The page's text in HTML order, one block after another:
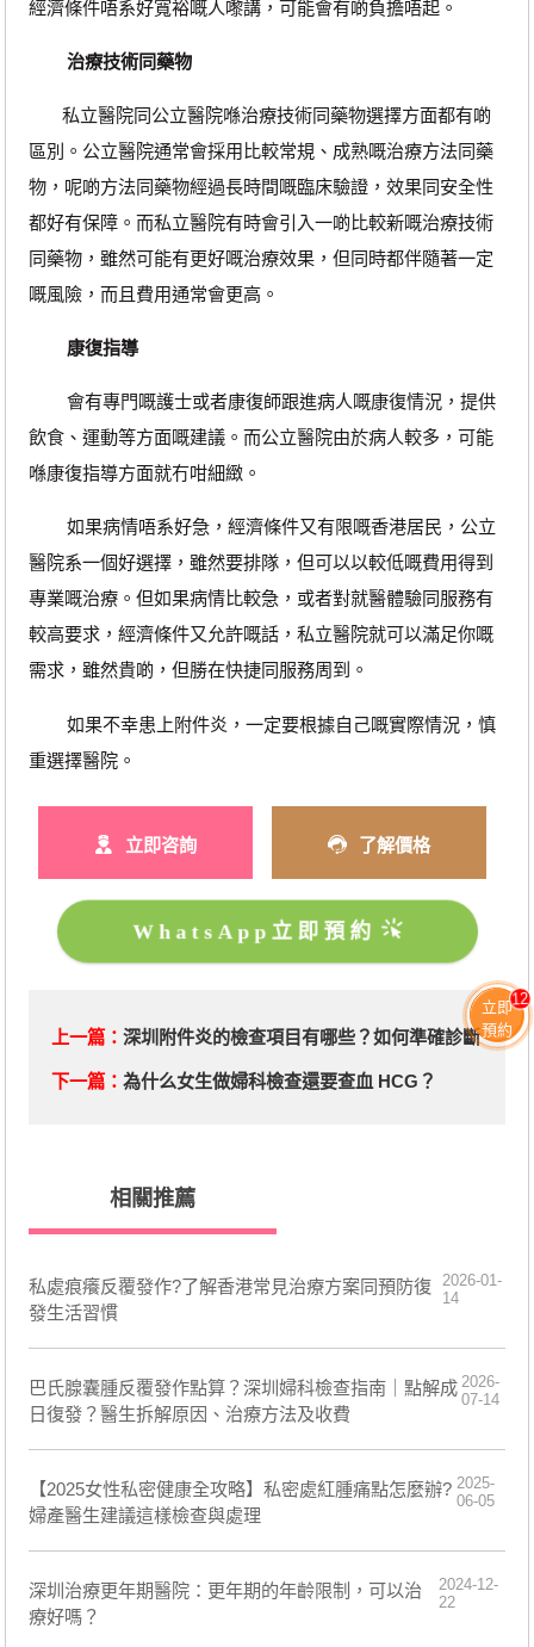
經濟條件唔系好寬裕嘅人嚟講，可能會有啲負擔唔起。
治療技術同藥物
私立醫院同公立醫院喺治療技術同藥物選擇方面都有啲
區別。公立醫院通常會採用比較常規、成熟嘅治療方法同藥
物，呢啲方法同藥物經過長時間嘅臨床驗證，效果同安全性
都好有保障。而私立醫院有時會引入一啲比較新嘅治療技術
同藥物，雖然可能有更好嘅治療效果，但同時都伴隨著一定
嘅風險，而且費用通常會更高。
康復指導
會有專門嘅護士或者康復師跟進病人嘅康復情況，提供
飲食、運動等方面嘅建議。而公立醫院由於病人較多，可能
喺康復指導方面就冇咁細緻。
如果病情唔系好急，經濟條件又有限嘅香港居民，公立
醫院系一個好選擇，雖然要排隊，但可以以較低嘅費用得到
專業嘅治療。但如果病情比較急，或者對就醫體驗同服務有
較高要求，經濟條件又允許嘅話，私立醫院就可以滿足你嘅
需求，雖然貴啲，但勝在快捷同服務周到。
如果不幸患上附件炎，一定要根據自己嘅實際情況，慎
重選擇醫院。
立即咨詢 了解價格
WhatsApp立即預約
上一篇： 深圳附件炎的檢查項目有哪些？如何準確診斷
下一篇： ​為什么女生做婦科檢查還要查血 HCG？
相關推薦
私處痕癢反覆發作?了解香港常見治療方案同預防復
發生活習慣
2026-01-
14
巴氏腺囊腫反覆發作點算？深圳婦科檢查指南｜點解成
日復發？醫生拆解原因、治療方法及收費
2026-
07-14
【2025女性私密健康全攻略】私密處紅腫痛點怎麼辦?
婦產醫生建議這樣檢查與處理
2025-
06-05
深圳治療更年期醫院：更年期的年齡限制，可以治
療好嗎？
2024-12-
22
立即
預約
12